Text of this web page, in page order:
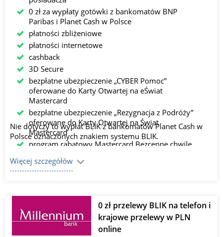
0 zł za wypłaty gotówki z bankomatów BNP
Paribas i Planet Cash w Polsce
płatności zbliżeniowe
płatności internetowe
cashback
3D Secure
bezpłatne ubezpieczenie „CYBER Pomoc”
oferowane do Karty Otwartej na eŚwiat
Mastercard
bezpłatne ubezpieczenie „Rezygnacja z Podróży”
oferowane do Karty Otwartej na Świat
Mastercard
program rabatowy Mastercard Bezcenne chwile
Nie dotyczy to wypłat BLIK z bankomatów Planet Cash w
Polsce oznaczonych znakiem systemu BLIK.
Więcej szczegółów
0 zł przelewy BLIK na telefon i
krajowe przelewy w PLN
online